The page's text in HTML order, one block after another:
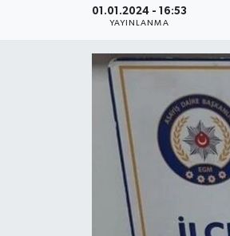
01.01.2024 - 16:53
YAYINLANMA